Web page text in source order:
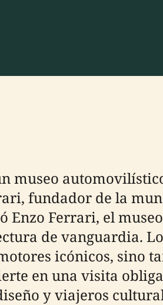
museo
fundador de la
Enzo Ferrari, el
de vanguardia.
icónicos, sino
en una visita
y viajeros